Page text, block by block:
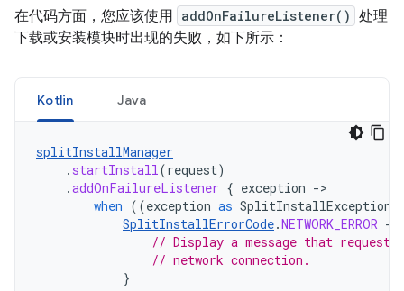
在代码方面，您应该使用 addOnFailureListener() 处理
下载或安装模块时出现的失败，如下所示：
Kotlin Java
splitInstallManager
. startInstall(request)
.addOnFailureListener { exception -
when ((exception as SplitInstallException
SplitInstallErrorCode.NETWORK_ERROR ->
// Display a message that
// network connection.
}